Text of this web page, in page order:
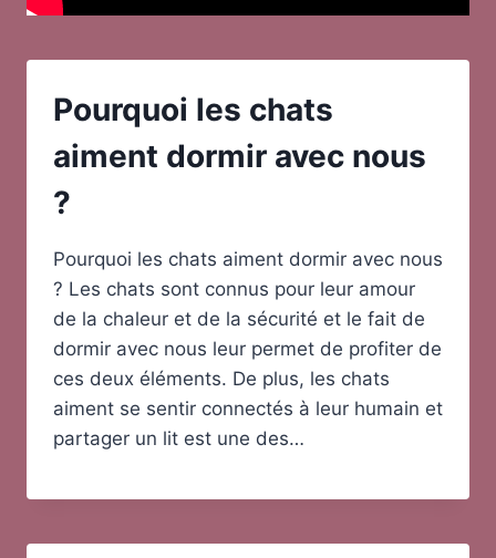
Pourquoi les chats
aiment dormir avec nous
?
Pourquoi les chats aiment dormir avec nous
? Les chats sont connus pour leur amour
de la chaleur et de la sécurité et le fait de
dormir avec nous leur permet de profiter de
ces deux éléments. De plus, les chats
aiment se sentir connectés à leur humain et
partager un lit est une des…